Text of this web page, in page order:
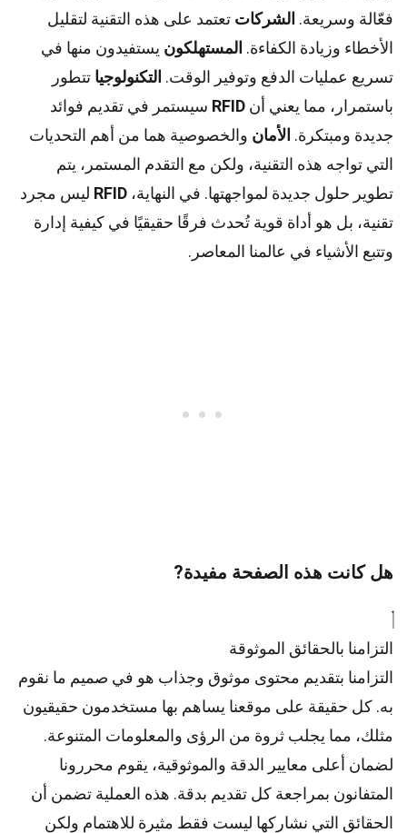
فعّالة وسريعة. الشركات تعتمد على هذه التقنية لتقليل
الأخطاء وزيادة الكفاءة. المستهلكون يستفيدون منها في
تسريع عمليات الدفع وتوفير الوقت. التكنولوجيا تتطور
باستمرار، مما يعني أن RFID سيستمر في تقديم فوائد
جديدة ومبتكرة. الأمان والخصوصية هما من أهم التحديات
التي تواجه هذه التقنية، ولكن مع التقدم المستمر، يتم
تطوير حلول جديدة لمواجهتها. في النهاية، RFID ليس مجرد
تقنية، بل هو أداة قوية تُحدث فرقًا حقيقيًا في كيفية إدارة
وتتبع الأشياء في عالمنا المعاصر.
هل كانت هذه الصفحة مفيدة?
التزامنا بالحقائق الموثوقة
التزامنا بتقديم محتوى موثوق وجذاب هو في صميم ما نقوم
به. كل حقيقة على موقعنا يساهم بها مستخدمون حقيقيون
مثلك، مما يجلب ثروة من الرؤى والمعلومات المتنوعة.
لضمان أعلى معايير الدقة والموثوقية، يقوم محررونا
المتفانون بمراجعة كل تقديم بدقة. هذه العملية تضمن أن
الحقائق التي نشاركها ليست فقط مثيرة للاهتمام ولكن